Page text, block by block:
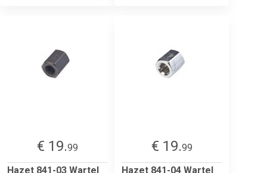
€ 19.99
Hazet 841-03 Wartel
€ 19.99
Hazet 841-04 Wartel